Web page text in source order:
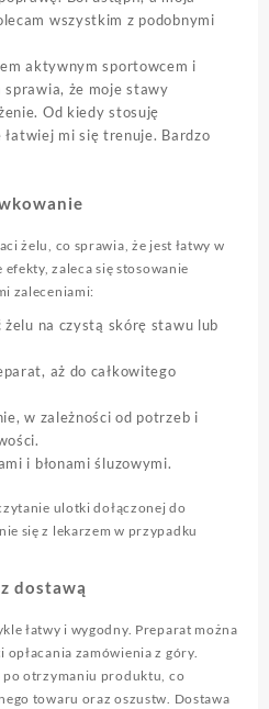
wszystkim z podobnymi
aktywnym sportowcem i
że moje stawy
Od kiedy stosuję
łatwiej mi się trenuje. Bardzo
żelu, co sprawia, że jest łatwy w
zaleca się stosowanie
zaleceniami:
na czystą skórę stawu lub
aż do całkowitego
w zależności od potrzeb i
i błonami śluzowymi.
ulotki dołączonej do
się z lekarzem w przypadku
dostawą
łatwy i wygodny. Preparat można
zamówienia z góry.
po otrzymaniu produktu, co
towaru oraz oszustw. Dostawa